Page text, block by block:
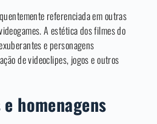
referenciada em outras
A estética dos filmes do
e personagens
de videoclipes, jogos e outros
homenagens